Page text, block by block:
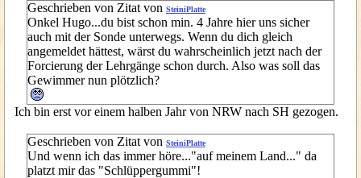
Geschrieben von Zitat von SteiniPlatte
Onkel Hugo...du bist schon min. 4 Jahre hier uns sicher
auch mit der Sonde unterwegs. Wenn du dich gleich
angemeldet hättest, wärst du wahrscheinlich jetzt nach der
Forcierung der Lehrgänge schon durch. Also was soll das
Gewimmer nun plötzlich?
Ich bin erst vor einem halben Jahr von NRW nach SH gezogen.
Geschrieben von Zitat von SteiniPlatte
Und wenn ich das immer höre..."auf meinem Land..." da
platzt mir das "Schlüppergummi"!